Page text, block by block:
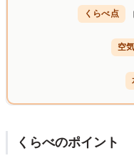
くらべのポイント